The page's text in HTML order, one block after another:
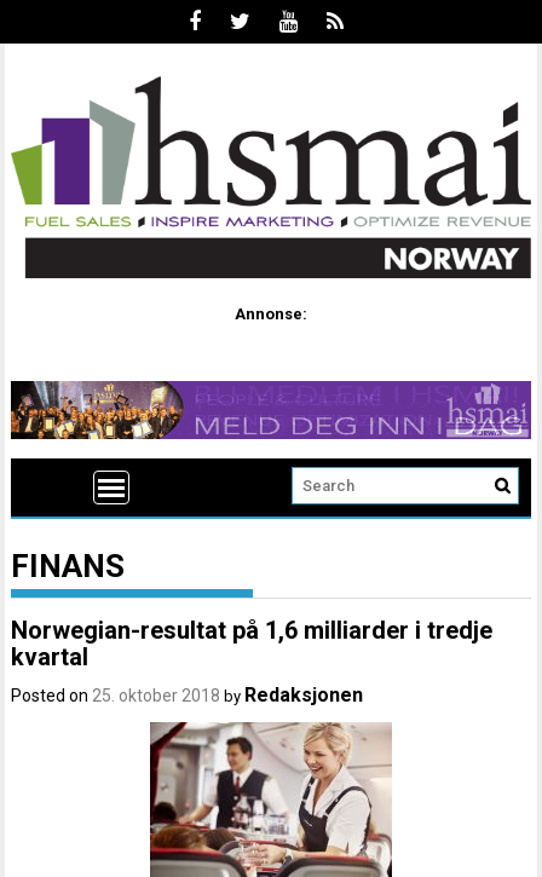
Annonse:
FINANS
Norwegian-resultat på 1,6 milliarder i tredje
kvartal
Posted on25. oktober 2018 by Redaksjonen